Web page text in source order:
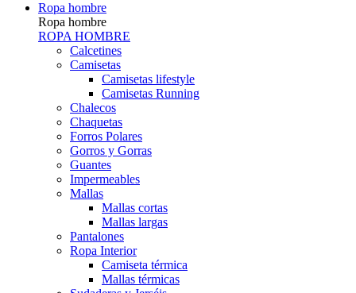
Ropa hombre
Ropa hombre
ROPA HOMBRE
Calcetines
Camisetas
Camisetas lifestyle
Camisetas Running
Chalecos
Chaquetas
Forros Polares
Gorros y Gorras
Guantes
Impermeables
Mallas
Mallas cortas
Mallas largas
Pantalones
Ropa Interior
Camiseta térmica
Mallas térmicas